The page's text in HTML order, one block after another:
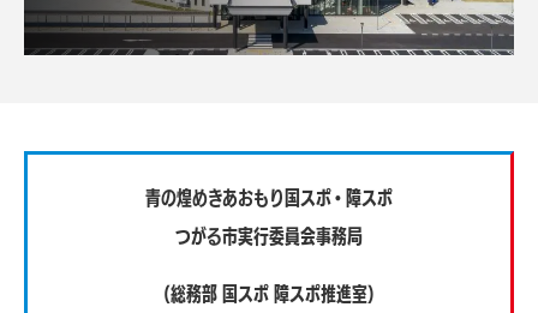
青の煌めきあおもり国スポ・障スポ
つがる市実行委員会事務局
（総務部 国スポ 障スポ推進室）